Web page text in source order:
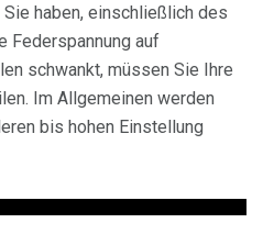
haben, einschließlich des
Federspannung auf
schwankt, müssen Sie Ihre
Im Allgemeinen werden
bis hohen Einstellung